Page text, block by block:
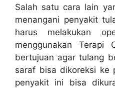
Salah satu cara lain
menangani penyakit
harus melakukan
menggunakan Terapi
bertujuan agar tulang
saraf bisa dikoreksi ke
penyakit ini bisa